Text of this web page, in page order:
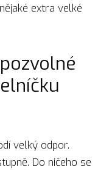
extra velké
velký odpor.
Do ničeho se